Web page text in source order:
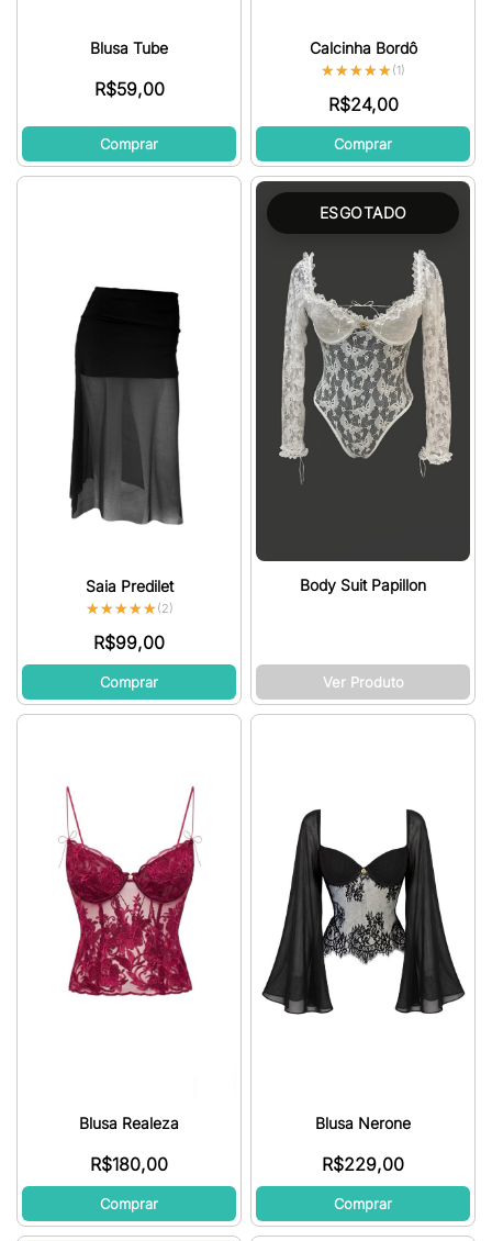
Blusa Tube
R$59,00
Comprar
Calcinha Bordô
★★★★★
★★★★★(1)
R$24,00
Comprar
Saia Predilet
★★★★★
★★★★★(2)
R$99,00
Comprar
ESGOTADO
Body Suit Papillon
Ver Produto
Blusa Realeza
R$180,00
Comprar
Blusa Nerone
R$229,00
Comprar